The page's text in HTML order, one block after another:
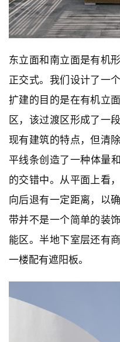
内
设
计
城
市
与
观
筑
专
教
登录
东立面和南立面是有机
正交式。我们设计了一
扩建的目的是在有机立
区，该过渡区形成了一
现有建筑的特点，但清
平线条创造了一种体量
的交错中。从平面上看
向后退有一定距离，以
带并不是一个简单的装
能区。半地下室层还有
一楼配有遮阳板。